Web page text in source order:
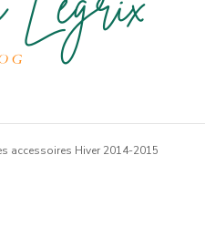
accessoires Hiver 2014-2015